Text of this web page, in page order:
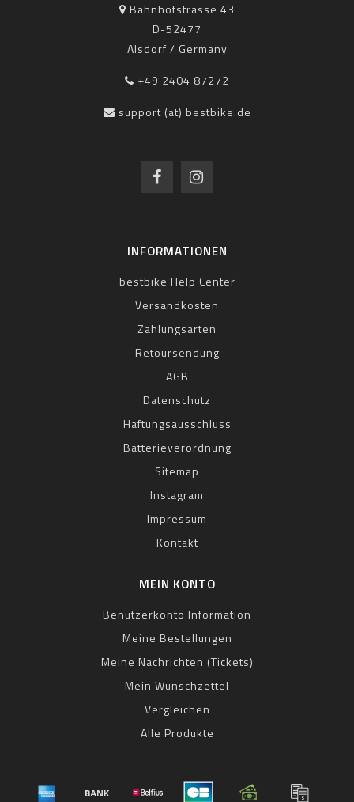
Bahnhofstrasse 43
D-52477
Alsdorf / Germany
+49 2404 87272
support (at) bestbike.de
INFORMATIONEN
bestbike Help Center
Versandkosten
Zahlungsarten
Retoursendung
AGB
Datenschutz
Haftungsausschluss
Batterieverordnung
Sitemap
Instagram
Impressum
Kontakt
MEIN KONTO
Benutzerkonto Information
Meine Bestellungen
Meine Nachrichten (Tickets)
Mein Wunschzettel
Vergleichen
Alle Produkte